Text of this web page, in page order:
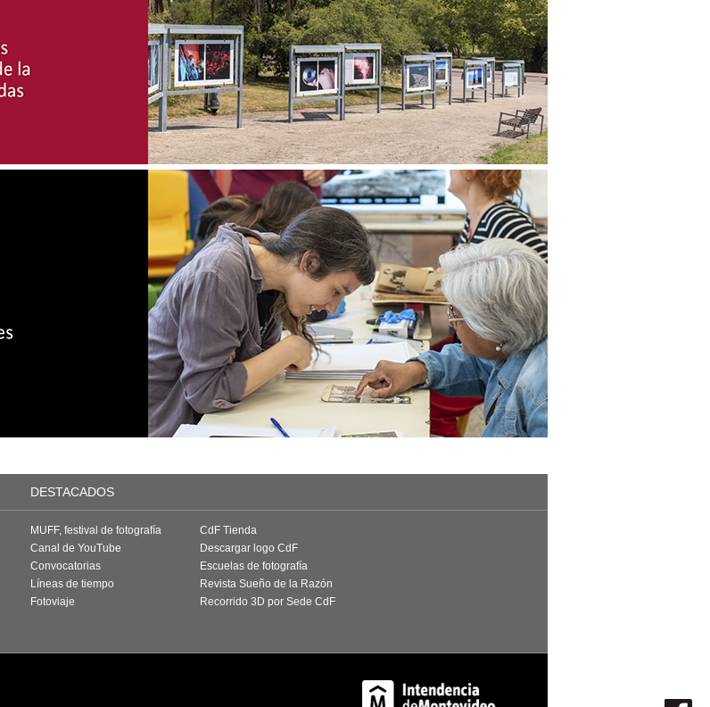
DESTACADOS
MUFF, festival de fotografía
Canal de YouTube
Convocatorias
Líneas de tiempo
Fotoviaje
CdF Tienda
Descargar logo CdF
Escuelas de fotografía
Revista Sueño de la Razón
Recorrido 3D por Sede CdF